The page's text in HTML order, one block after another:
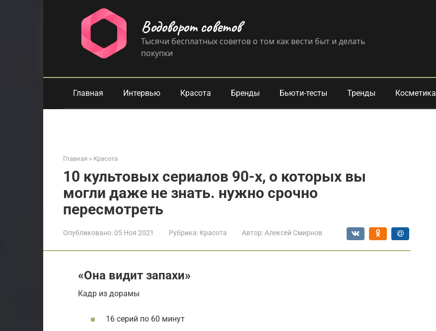
Водоворот советов
Тысячи бесплатных советов о том как вести быт и делать
покупки
Главная Интервью Красота Бренды Бьюти-тесты Тренды Косметика
Главная » Красота
10 культовых сериалов 90-х, о которых вы
могли даже не знать. нужно срочно
пересмотреть
Опубликовано: 05 Ноя 2021 Рубрика: Красота Автор: Алексей Смирнов
«Она видит запахи»
Кадр из дорамы
16 серий по 60 минут